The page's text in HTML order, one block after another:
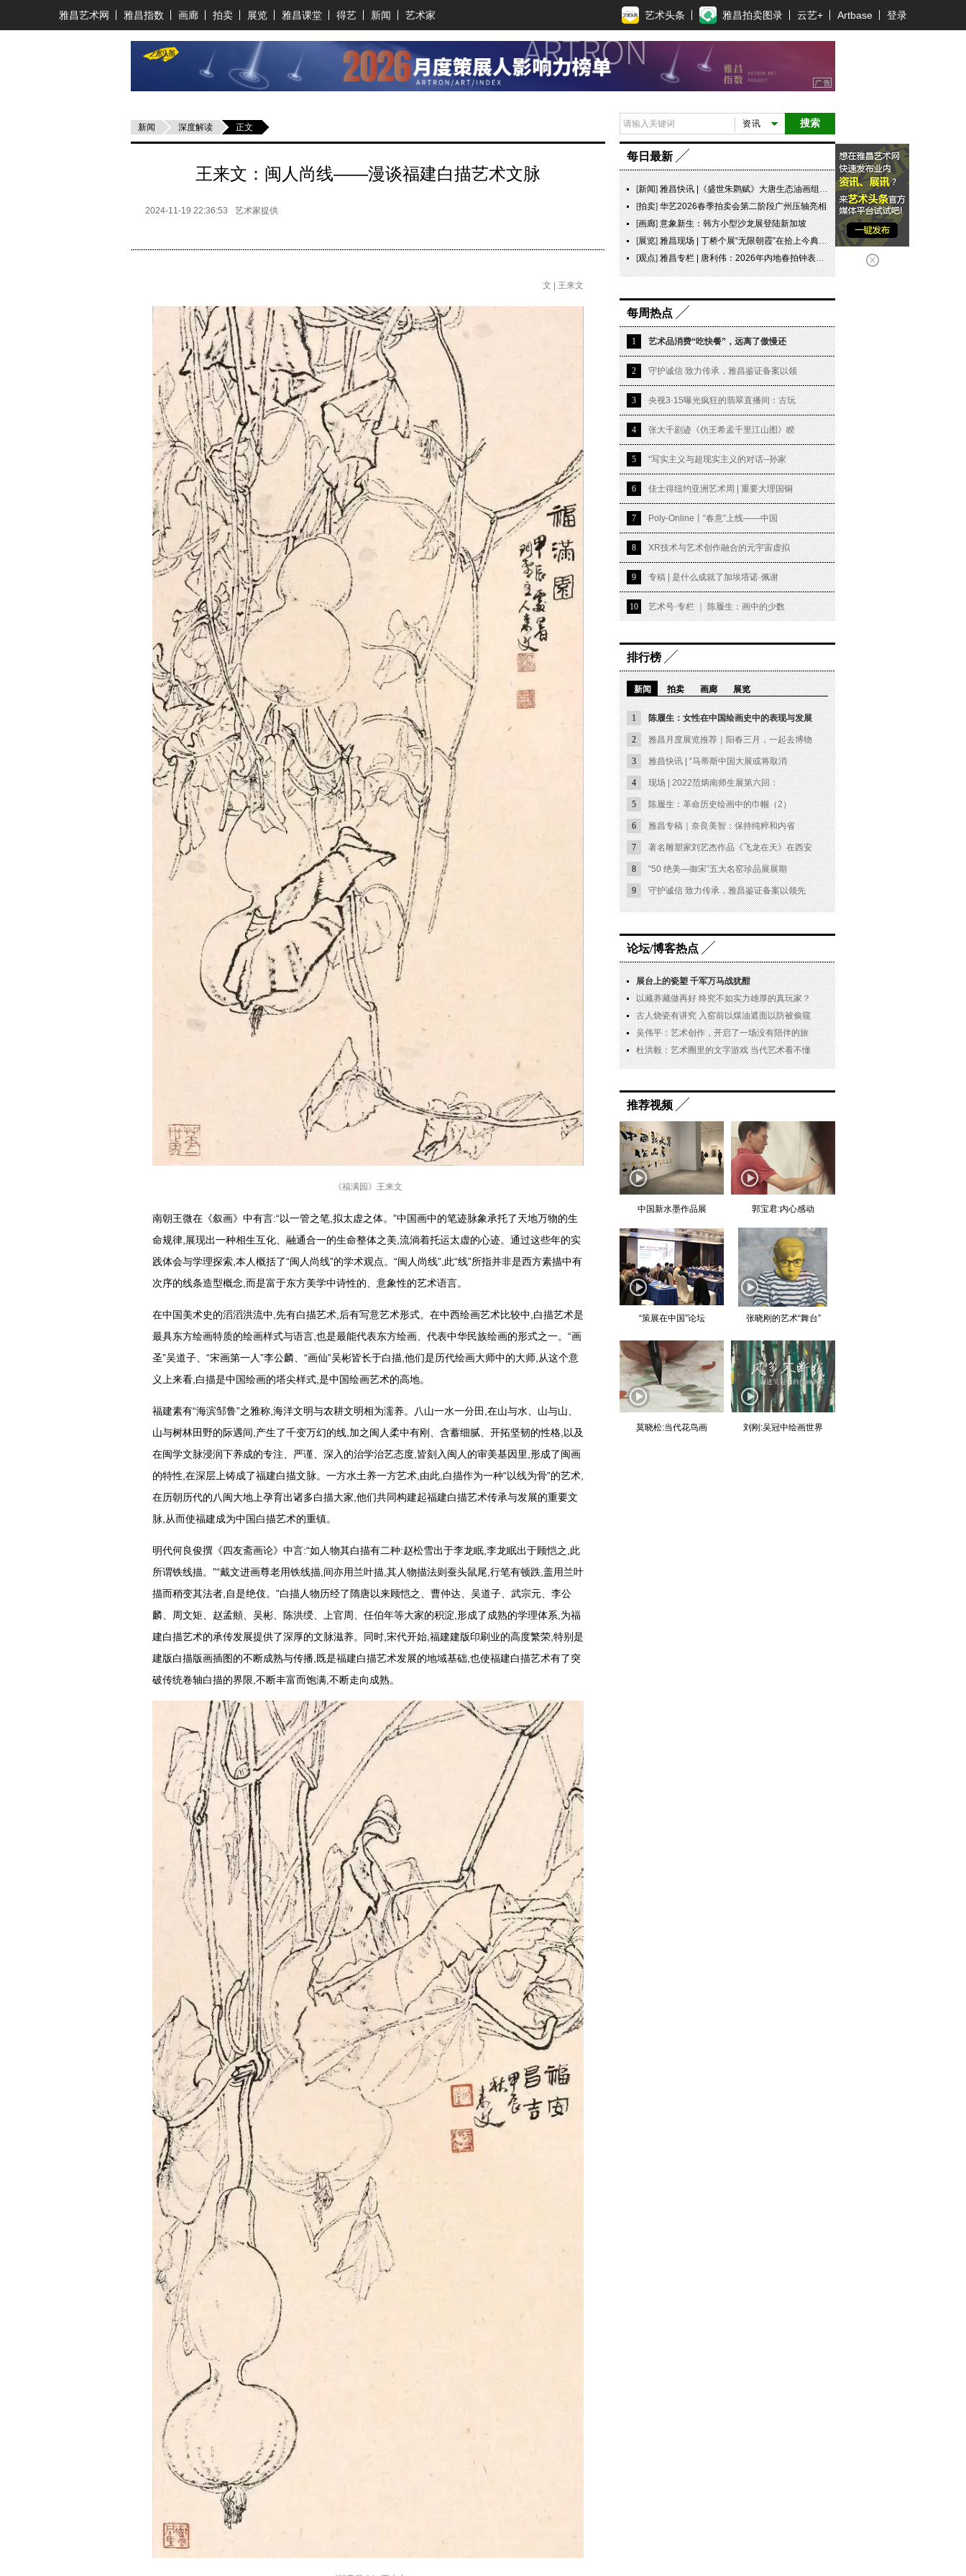
雅昌艺术网 雅昌指数 画廊 拍卖 展览 雅昌课堂 得艺 新闻 艺术家 艺术头条 雅昌拍卖图录 云艺+ Artbase 登录
新闻 深度解读 正文
王来文：闽人尚线——漫谈福建白描艺术文脉
2024-11-19 22:36:53 艺术家提供
文 | 王来文
《福满园》王来文
南朝王微在《叙画》中有言:“以一管之笔,拟太虚之体。”中国画中的笔迹脉象承托了天地万物的生
命规律,展现出一种相生互化、融通合一的生命整体之美,流淌着托运太虚的心迹。通过这些年的实
践体会与学理探索,本人概括了“闽人尚线”的学术观点。“闽人尚线”,此“线”所指并非是西方素描中有
次序的线条造型概念,而是富于东方美学中诗性的、意象性的艺术语言。
在中国美术史的滔滔洪流中,先有白描艺术,后有写意艺术形式。在中西绘画艺术比较中,白描艺术是
最具东方绘画特质的绘画样式与语言,也是最能代表东方绘画、代表中华民族绘画的形式之一。“画
圣”吴道子、“宋画第一人”李公麟、“画仙”吴彬皆长于白描,他们是历代绘画大师中的大师,从这个意
义上来看,白描是中国绘画的塔尖样式,是中国绘画艺术的高地。
福建素有“海滨邹鲁”之雅称,海洋文明与农耕文明相为濡养。八山一水一分田,在山与水、山与山、
山与树林田野的际遇间,产生了千变万幻的线,加之闽人柔中有刚、含蓄细腻、开拓坚韧的性格,以及
在闽学文脉浸润下养成的专注、严谨、深入的治学治艺态度,皆刻入闽人的审美基因里,形成了闽画
的特性,在深层上铸成了福建白描文脉。一方水土养一方艺术,由此,白描作为一种“以线为骨”的艺术,
在历朝历代的八闽大地上孕育出诸多白描大家,他们共同构建起福建白描艺术传承与发展的重要文
脉,从而使福建成为中国白描艺术的重镇。
明代何良俊撰《四友斋画论》中言:“如人物其白描有二种:赵松雪出于李龙眠,李龙眠出于顾恺之,此
所谓铁线描。”“戴文进画尊老用铁线描,间亦用兰叶描,其人物描法则蚕头鼠尾,行笔有顿跌,盖用兰叶
描而稍变其法者,自是绝伎。”白描人物历经了隋唐以来顾恺之、曹仲达、吴道子、武宗元、李公
麟、周文矩、赵孟頫、吴彬、陈洪绶、上官周、任伯年等大家的积淀,形成了成熟的学理体系,为福
建白描艺术的承传发展提供了深厚的文脉滋养。同时,宋代开始,福建建版印刷业的高度繁荣,特别是
建版白描版画插图的不断成熟与传播,既是福建白描艺术发展的地域基础,也使福建白描艺术有了突
破传统卷轴白描的界限,不断丰富而饱满,不断走向成熟。
搜索
资讯
每日最新
[新闻]雅昌快讯 |《盛世朱鹮赋》大唐生态油画组画即将启动AI创新短剧创作（含视频）
[拍卖]华艺2026春季拍卖会第二阶段广州压轴亮相
[画廊]意象新生：韩方小型沙龙展登陆新加坡
[展览]雅昌现场 | 丁桥个展“无限朝霞”在拾上今典艺术中心开幕
[观点]雅昌专栏 | 唐利伟：2026年内地春拍钟表市场观察 赛道重构、圈层分化与收藏逻辑迭代
每周热点
1 艺术品消费“吃快餐”，远离了傲慢还
2 守护诚信 致力传承，雅昌鉴证备案以领
3 央视3·15曝光疯狂的翡翠直播间：古玩
4 张大千剧迹《仿王希孟千里江山图》睽
5 “写实主义与超现实主义的对话--孙家
6 佳士得纽约亚洲艺术周 | 重要大理国铜
7 Poly-Online丨“春意”上线——中国
8 XR技术与艺术创作融合的元宇宙虚拟
9 专稿 | 是什么成就了加埃塔诺·佩谢
10 艺术号·专栏 ｜ 陈履生：画中的少数
排行榜
新闻 拍卖 画廊 展览
1 陈履生：女性在中国绘画史中的表现与发展
2 雅昌月度展览推荐｜阳春三月，一起去博物
3 雅昌快讯 | “马蒂斯中国大展或将取消
4 现场 | 2022范炳南师生展第六回：
5 陈履生：革命历史绘画中的巾帼（2）
6 雅昌专稿｜奈良美智：保持纯粹和内省
7 著名雕塑家刘艺杰作品《飞龙在天》在西安
8 “50 绝美—御宋”五大名窑珍品展展期
9 守护诚信 致力传承，雅昌鉴证备案以领先
论坛/博客热点
展台上的瓷塑 千军万马战犹酣
以藏养藏做再好 终究不如实力雄厚的真玩家？
古人烧瓷有讲究 入窑前以煤油遮面以防被偷窥
吴伟平：艺术创作，开启了一场没有陪伴的旅
杜洪毅：艺术圈里的文字游戏 当代艺术看不懂
推荐视频
中国新水墨作品展 郭宝君:内心感动
“策展在中国”论坛 张晓刚的艺术“舞台”
莫晓松:当代花鸟画 刘刚:吴冠中绘画世界